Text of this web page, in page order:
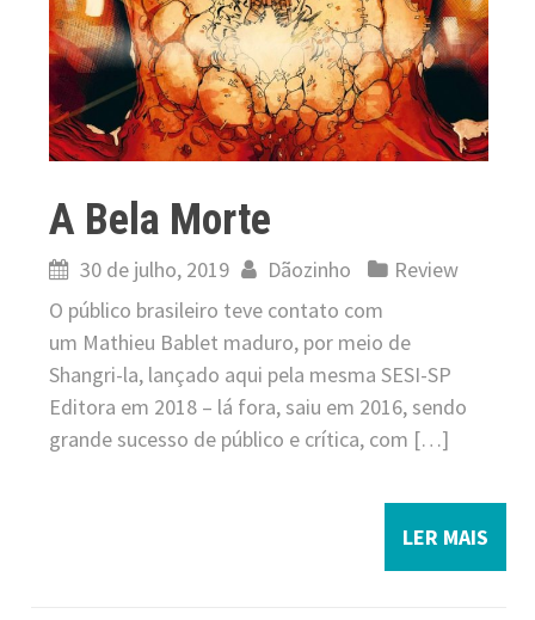
A Bela Morte
30 de julho, 2019 Dãozinho
Review
O público brasileiro teve contato com
um Mathieu Bablet maduro, por meio de
Shangri-la, lançado aqui pela mesma SESI-SP
Editora em 2018 – lá fora, saiu em 2016, sendo
grande sucesso de público e crítica, com […]
LER MAIS